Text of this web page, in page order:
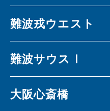
難波戎ウエスト
難波サウスⅠ
大阪心斎橋